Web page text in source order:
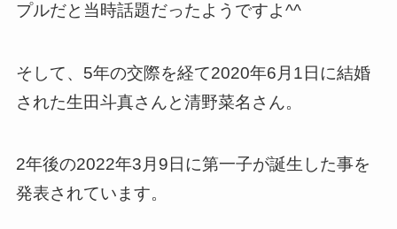
プルだと当時話題だったようですよ^^
そして、5年の交際を経て2020年6月1日に結婚
された生田斗真さんと清野菜名さん。
2年後の2022年3月9日に第一子が誕生した事を
発表されています。